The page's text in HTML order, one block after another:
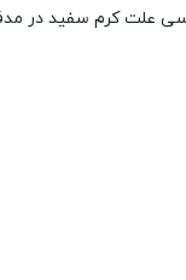
علت کرم سفید در